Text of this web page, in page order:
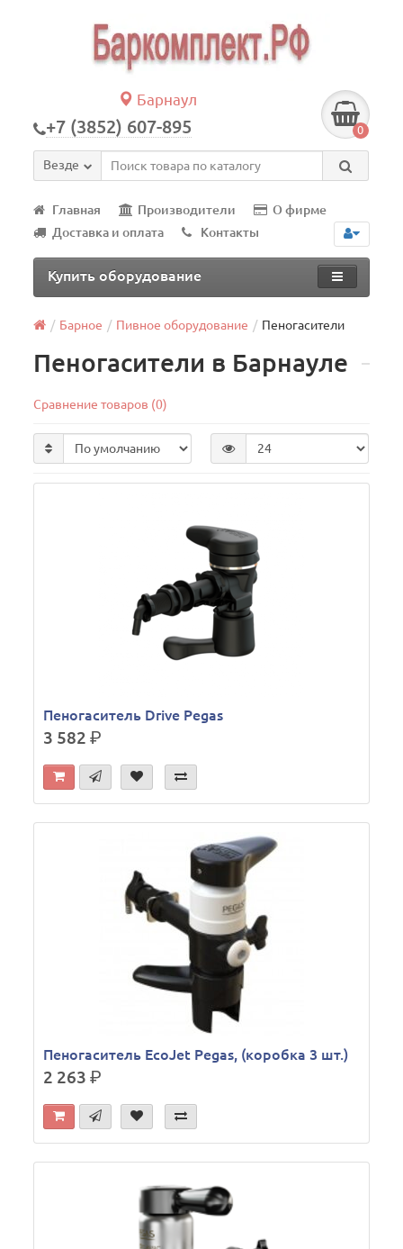
Барнаул
+7 (3852) 607-895 0
Везде
Главная Производители
О фирме
Доставка и оплата
Контакты
Купить оборудование
Барное Пивное оборудование Пеногасители
Пеногасители в Барнауле
Сравнение товаров (0)
Пеногаситель Drive Pegas
3 582р.
Пеногаситель EcoJet Pegas, (коробка 3 шт.)
2 263р.